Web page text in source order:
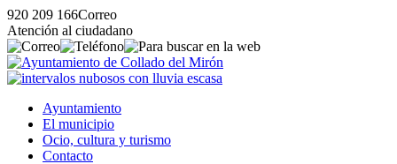
920 209 166Correo
Atención al ciudadano
Ayuntamiento
El municipio
Ocio, cultura y turismo
Contacto